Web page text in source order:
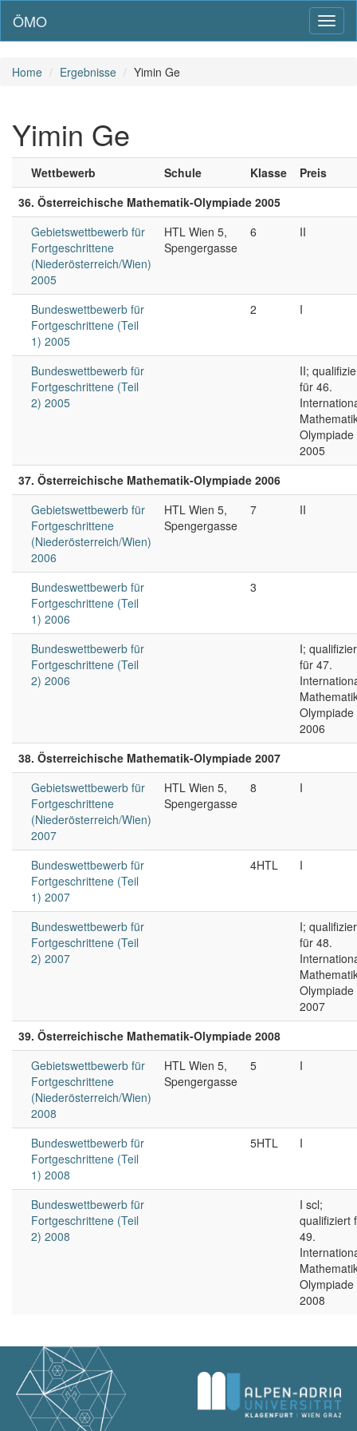
ÖMO
Home Ergebnisse Yimin Ge
Yimin Ge
Wettbewerb Schule Klasse
Preis
36. Österreichische Mathematik-Olympiade 2005
Gebietswettbewerb für
Fortgeschrittene
(Niederösterreich/Wien)
2005
HTL Wien 5,
Spengergasse
6 II
Bundeswettbewerb für
Fortgeschrittene (Teil
1) 2005
2 I
Bundeswettbewerb für
Fortgeschrittene (Teil
2) 2005
II;
für 46.
Olympiade
2005
37. Österreichische Mathematik-Olympiade 2006
Gebietswettbewerb für
Fortgeschrittene
(Niederösterreich/Wien)
2006
HTL Wien 5,
Spengergasse
7 II
Bundeswettbewerb für
Fortgeschrittene (Teil
1) 2006
3
Bundeswettbewerb für
Fortgeschrittene (Teil
2) 2006
I;
für 47.
Olympiade
2006
38. Österreichische Mathematik-Olympiade 2007
Gebietswettbewerb für
Fortgeschrittene
(Niederösterreich/Wien)
2007
HTL Wien 5,
Spengergasse
8 I
Bundeswettbewerb für
Fortgeschrittene (Teil
1) 2007
4HTL I
Bundeswettbewerb für
Fortgeschrittene (Teil
2) 2007
I;
für 48.
Olympiade
2007
39. Österreichische Mathematik-Olympiade 2008
Gebietswettbewerb für
Fortgeschrittene
(Niederösterreich/Wien)
2008
HTL Wien 5,
Spengergasse
5 I
Bundeswettbewerb für
Fortgeschrittene (Teil
1) 2008
5HTL I
Bundeswettbewerb für
Fortgeschrittene (Teil
2) 2008
I scl;
qualifiziert
49.
Olympiade
2008